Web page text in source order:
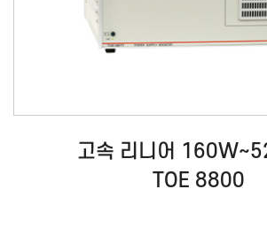
고속 리니어
TOE 8800